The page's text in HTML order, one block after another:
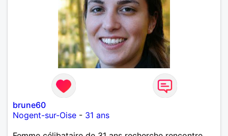
brune60
Nogent-sur-Oise - 31 ans